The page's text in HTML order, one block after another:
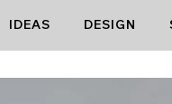
IDEAS DESIGN